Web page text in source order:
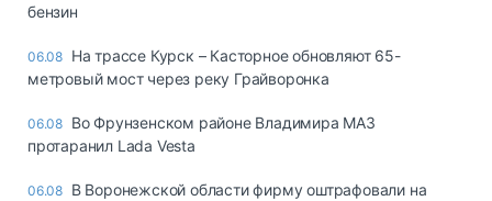
бензин
06.08 На трассе Курск – Касторное обновляют 65-
метровый мост через реку Грайворонка
06.08 Во Фрунзенском районе Владимира МАЗ
протаранил Lada Vesta
06.08 В Воронежской области фирму оштрафовали на